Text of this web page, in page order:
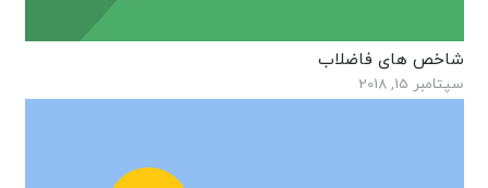
شاخص های فاضلاب
سپتامبر 15, 2018